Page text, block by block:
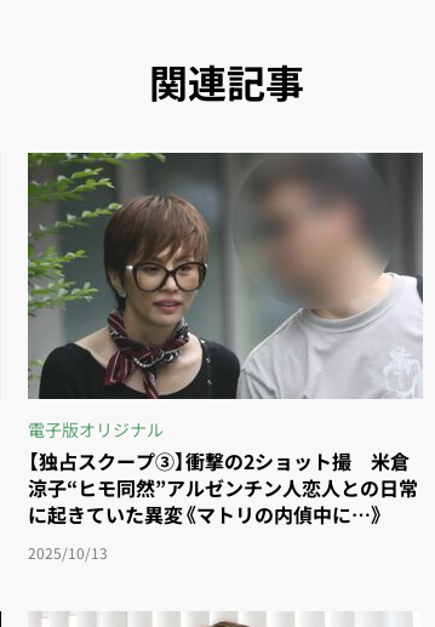
関連記事
電子版オリジナル
【独占スクープ③】衝撃の2ショット撮 米倉
涼子“ヒモ同然”アルゼンチン人恋人との日常
に起きていた異変《マトリの内偵中に…》
2025/10/13